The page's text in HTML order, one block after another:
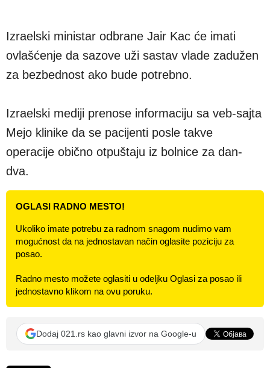
Izraelski ministar odbrane Jair Kac će imati
ovlašćenje da sazove uži sastav vlade zadužen
za bezbednost ako bude potrebno.
Izraelski mediji prenose informaciju sa veb-sajta
Mejo klinike da se pacijenti posle takve
operacije obično otpuštaju iz bolnice za dan-
dva.
OGLASI RADNO MESTO!
Ukoliko imate potrebu za radnom snagom nudimo vam
mogućnost da na jednostavan način oglasite poziciju za
posao.
Radno mesto možete oglasiti u odeljku Oglasi za posao ili
jednostavno klikom na ovu poruku.
Dodaj 021.rs kao glavni izvor na Google-u